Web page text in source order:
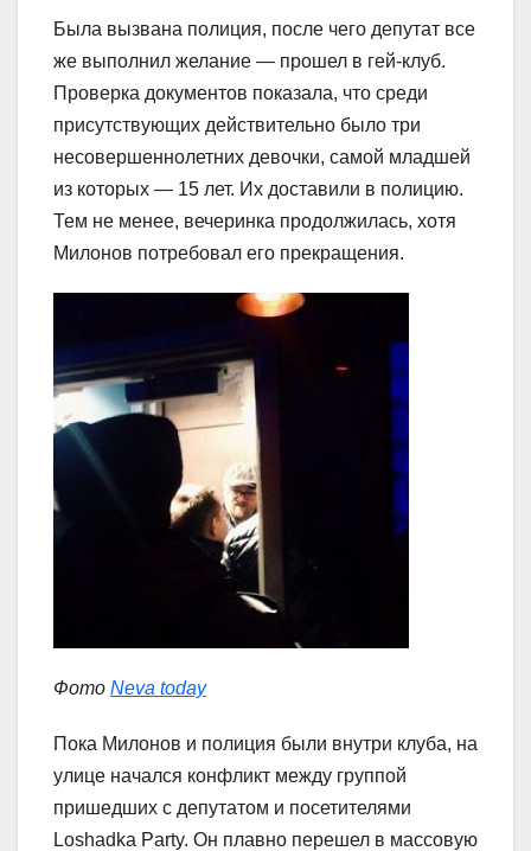
Была вызвана полиция, после чего депутат все
же выполнил желание — прошел в гей-клуб.
Проверка документов показала, что среди
присутствующих действительно было три
несовершеннолетних девочки, самой младшей
из которых — 15 лет. Их доставили в полицию.
Тем не менее, вечеринка продолжилась, хотя
Милонов потребовал его прекращения.
Фото Neva today
Пока Милонов и полиция были внутри клуба, на
улице начался конфликт между группой
пришедших с депутатом и посетителями
Loshadka Party. Он плавно перешел в массовую